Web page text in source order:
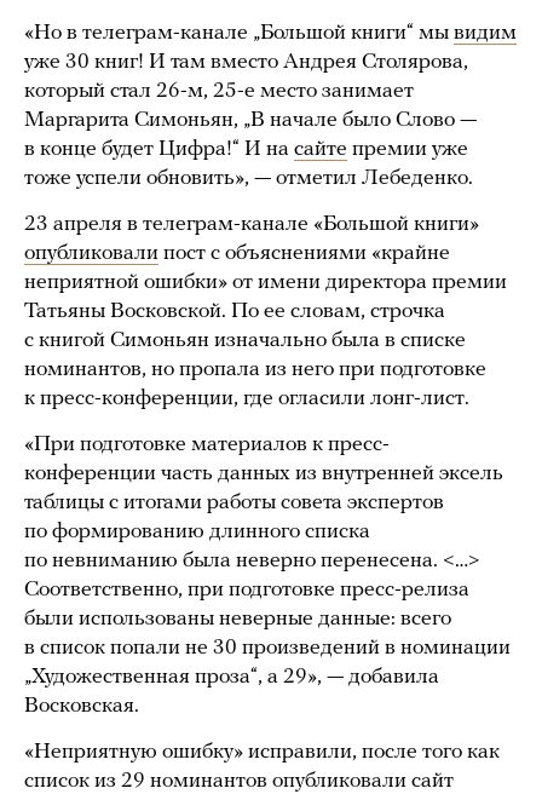
«Но в телеграм-канале „Большой книги“ мы видим
уже 30 книг! И там вместо Андрея Столярова,
который стал 26-м, 25-е место занимает
Маргарита Симоньян, „В начале было Слово —
в конце будет Цифра!“ И на сайте премии уже
тоже успели обновить», — отметил Лебеденко.
23 апреля в телеграм-канале «Большой книги»
опубликовали пост с объяснениями «крайне
неприятной ошибки» от имени директора премии
Татьяны Восковской. По ее словам, строчка
с книгой Симоньян изначально была в списке
номинантов, но пропала из него при подготовке
к пресс-конференции, где огласили лонг-лист.
«При подготовке материалов к пресс-
конференции часть данных из внутренней эксель
таблицы с итогами работы совета экспертов
по формированию длинного списка
по невниманию была неверно перенесена. <…>
Соответственно, при подготовке пресс-релиза
были использованы неверные данные: всего
в список попали не 30 произведений в номинации
„Художественная проза“, а 29», — добавила
Восковская.
«Неприятную ошибку» исправили, после того как
список из 29 номинантов опубликовали сайт